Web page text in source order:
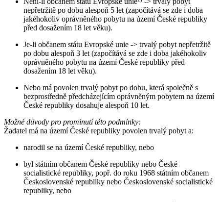
nepřetržitě po dobu alespoň 5 let (započítává se zde i doba
jakéhokoliv oprávněného pobytu na území České republiky
před dosažením 18 let věku).
Je-li občanem státu Evropské unie -> trvalý pobyt nepřetržitě
po dobu alespoň 3 let (započítává se zde i doba jakéhokoliv
oprávněného pobytu na území České republiky před
dosažením 18 let věku).
Nebo má povolen trvalý pobyt po dobu, která společně s
bezprostředně předcházejícím oprávněným pobytem na území
České republiky dosahuje alespoň 10 let.
Možné důvody pro prominutí této podmínky:
Žadatel má na území České republiky povolen trvalý pobyt a:
narodil se na území České republiky, nebo
byl státním občanem České republiky nebo České
socialistické republiky, popř. do roku 1968 státním občanem
Československé republiky nebo Československé socialistické
republiky, nebo